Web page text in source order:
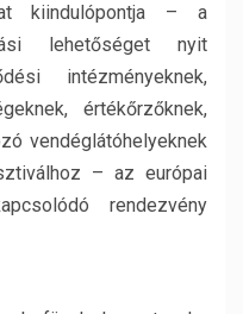
kiindulópontja – a
lehetőséget nyit
intézményeknek,
értékőrzőknek,
vendéglátóhelyeknek
– az európai
rendezvény